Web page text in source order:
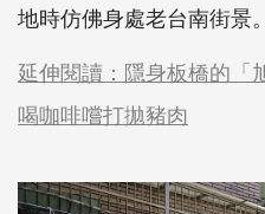
地時仿佛身處老台南街景。
延伸閱讀：隱身板橋的「
喝咖啡嚐打拋豬肉